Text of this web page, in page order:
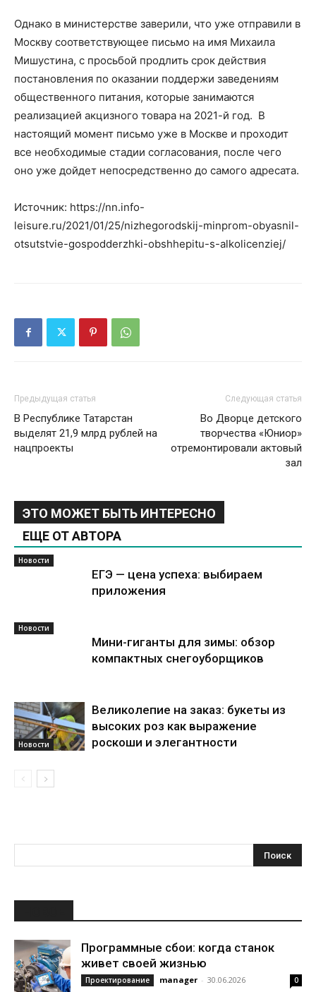
Однако в министерстве заверили, что уже отправили в
Москву соответствующее письмо на имя Михаила
Мишустина, с просьбой продлить срок действия
постановления по оказании поддержи заведениям
общественного питания, которые занимаются
реализацией акцизного товара на 2021-й год. В
настоящий момент письмо уже в Москве и проходит
все необходимые стадии согласования, после чего
оно уже дойдет непосредственно до самого адресата.
Источник: https://nn.info-
leisure.ru/2021/01/25/nizhegorodskij-minprom-obyasnil-
otsutstvie-gospodderzhki-obshhepitu-s-alkolicenziej/
Предыдущая статья
В Республике Татарстан
выделят 21,9 млрд рублей на
нацпроекты
Следующая статья
Во Дворце детского
творчества «Юниор»
отремонтировали актовый
зал
ЭТО МОЖЕТ БЫТЬ ИНТЕРЕСНО
ЕЩЕ ОТ АВТОРА
Новости
ЕГЭ — цена успеха: выбираем
приложения
Новости
Мини-гиганты для зимы: обзор
компактных снегоуборщиков
Новости
Великолепие на заказ: букеты из
высоких роз как выражение
роскоши и элегантности
Программные сбои: когда станок
живет своей жизнью
Проектирование manager - 30.06.2026 0